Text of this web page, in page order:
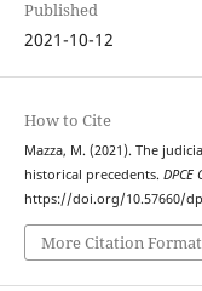
Published
2021-10-12
How to Cite
Mazza, M. (2021). The
historical precedents. DPCE
https://doi.org/10.57660/
More Citation